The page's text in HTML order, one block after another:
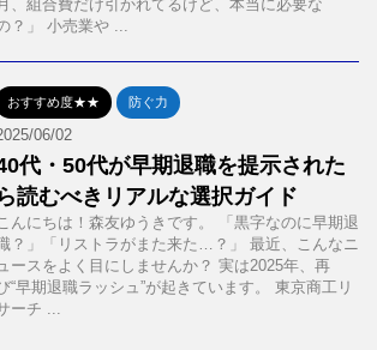
、組合費だけ引かれてるけど、本当に必要な
？」 小売業や ...
おすすめ度★★ 防ぐ力
06/02
代・50代が早期退職を提示された
ら読むべきリアルな選択ガイド
んにちは！森友ゆうきです。 「黒字なのに早期退
？」「リストラがまた来た…？」 最近、こんなニ
ースをよく目にしませんか？ 実は2025年、再
“早期退職ラッシュ”が起きています。 東京商工リ
ーチ ...